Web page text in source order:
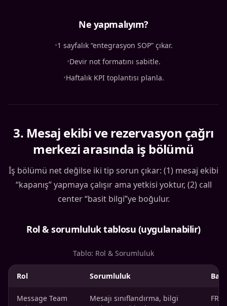
Ne yapmalıyım?
•1 sayfalık “entegrasyon SOP” çıkar.
•Devir not formatını sabitle.
•Haftalık KPI toplantısı planla.
3. Mesaj ekibi ve rezervasyon çağrı
merkezi arasında iş bölümü
İş bölümü net değilse iki tip sorun çıkar: (1) mesaj ekibi
“kapanış” yapmaya çalışır ama yetkisi yoktur, (2) call
center “basit bilgi”ye boğulur.
Rol & sorumluluk tablosu (uygulanabilir)
Tablo: Rol & Sorumluluk
Rol Sorumluluk
Message Team
Mesajı sınıflandırma, bilgi